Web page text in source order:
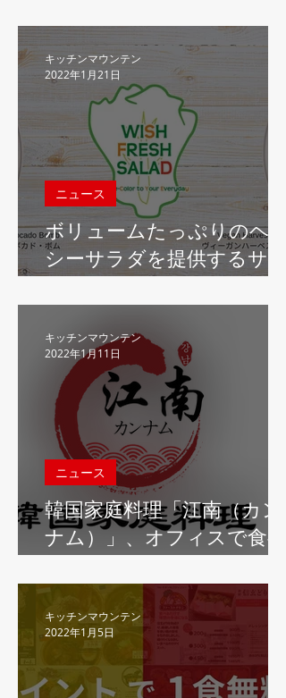
盛を願う「恵方巻フェア」
を期間限定でキッチンと共
同開催
ボリュームたっぷりのヘル
シーサラダを提供するサラ
ッシュサラダ マウンテン
虎ノ門」、新商品として
「気まぐれハーフ＆ハー
フ」サラダの提供を開始
ニュース
キッチンマウンテン
2022年1月21日
韓国家庭料理「江南（カン
ナム）」、オフィスで食べ
クアウト新商品を提供開始
ニュース
キッチンマウンテン
2022年1月11日
キッチンマウンテン
2022年1月5日